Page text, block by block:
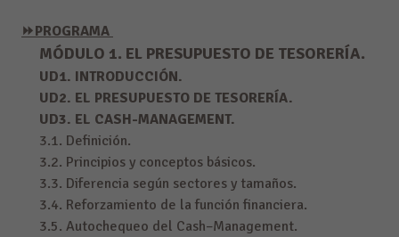
⏩PROGRAMA
MÓDULO 1. EL PRESUPUESTO DE TESORERÍA.
UD1. INTRODUCCIÓN.
UD2. EL PRESUPUESTO DE TESORERÍA.
UD3. EL CASH-MANAGEMENT.
3.1. Definición.
3.2. Principios y conceptos básicos.
3.3. Diferencia según sectores y tamaños.
3.4. Reforzamiento de la función financiera.
3.5. Autochequeo del Cash–Management.